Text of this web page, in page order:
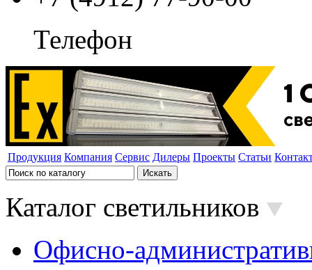
Телефон
Продукция Компания Сервис Дилеры Проекты Статьи
Каталог светильников
Офисно-